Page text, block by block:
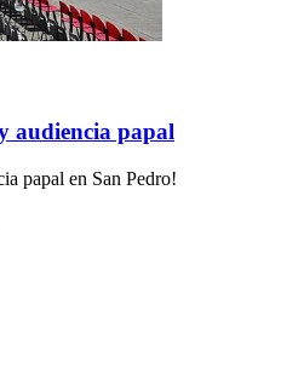
audiencia papal
papal en San Pedro!